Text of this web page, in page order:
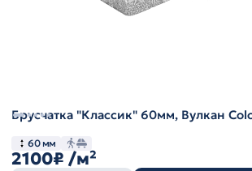
Брусчатка "Классик" 60мм, Вулкан
60 мм
2100₽ /м²